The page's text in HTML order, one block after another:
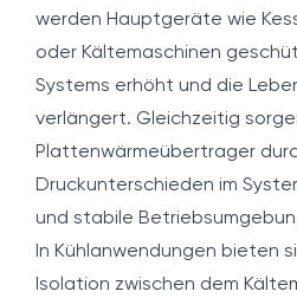
werden Hauptgeräte wie
oder Kältemaschinen
Systems erhöht und die
verlängert. Gleichzeitig
Plattenwärmeübertrager
Druckunterschieden im
und stabile
In Kühlanwendungen bieten
Isolation zwischen dem